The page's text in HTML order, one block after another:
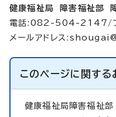
健康福祉局 障害福祉部
電話:082-504-2147/
メールアドレス:
このページに関する
健康福祉局障害福祉部